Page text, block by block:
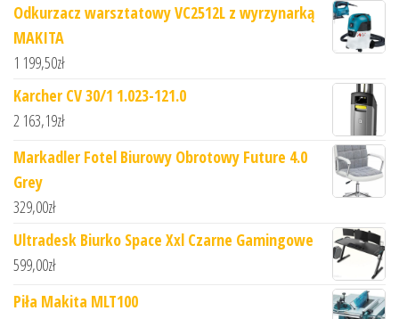
Odkurzacz warsztatowy VC2512L z wyrzynarką
MAKITA
1 199,50zł
Karcher CV 30/1 1.023-121.0
2 163,19zł
Markadler Fotel Biurowy Obrotowy Future 4.0
Grey
329,00zł
Ultradesk Biurko Space Xxl Czarne Gamingowe
599,00zł
Piła Makita MLT100